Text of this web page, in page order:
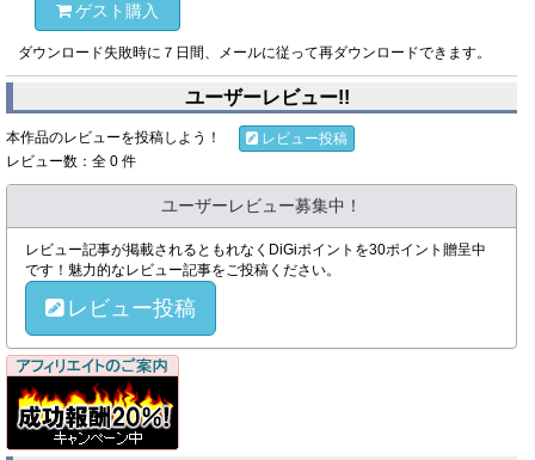
ゲスト購入
ダウンロード失敗時に７日間、メールに従って再ダウンロードできます。
ユーザーレビュー!!
本作品のレビューを投稿しよう！
レビュー投稿
レビュー数：全 0 件
ユーザーレビュー募集中！
レビュー記事が掲載されるともれなくDiGiポイントを30ポイント贈呈中
です！魅力的なレビュー記事をご投稿ください。
レビュー投稿